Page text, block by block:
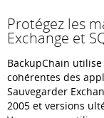
Protégez les
Exchange et
BackupChain
cohérentes des
Sauvegarder
2005 et versions